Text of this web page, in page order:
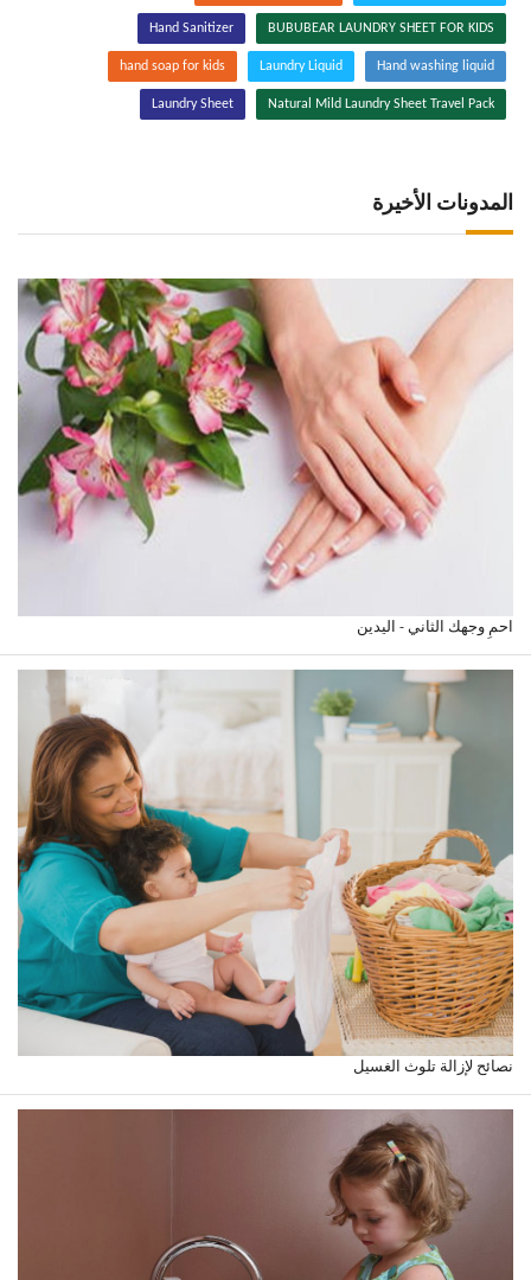
BUBUBEAR LAUNDRY SHEET FOR KIDS
Hand Sanitizer
Hand washing liquid
Laundry Liquid
hand soap for kids
Natural Mild Laundry Sheet Travel Pack
Laundry Sheet
المدونات الأخيرة
احمِ وجهك الثاني - اليدين
نصائح لإزالة تلوث الغسيل